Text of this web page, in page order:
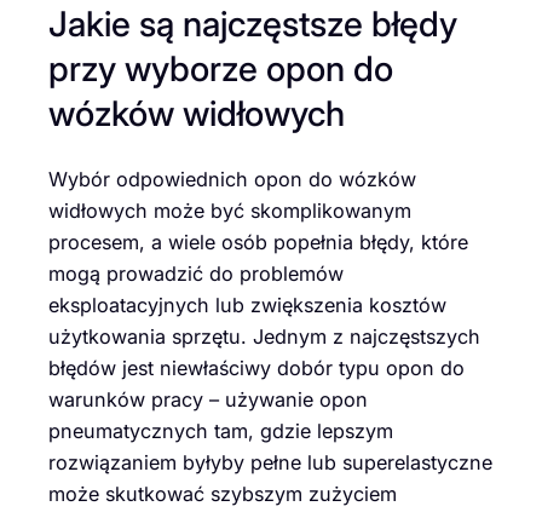
Jakie są najczęstsze błędy
przy wyborze opon do
wózków widłowych
Wybór odpowiednich opon do wózków
widłowych może być skomplikowanym
procesem, a wiele osób popełnia błędy, które
mogą prowadzić do problemów
eksploatacyjnych lub zwiększenia kosztów
użytkowania sprzętu. Jednym z najczęstszych
błędów jest niewłaściwy dobór typu opon do
warunków pracy – używanie opon
pneumatycznych tam, gdzie lepszym
rozwiązaniem byłyby pełne lub superelastyczne
może skutkować szybszym zużyciem